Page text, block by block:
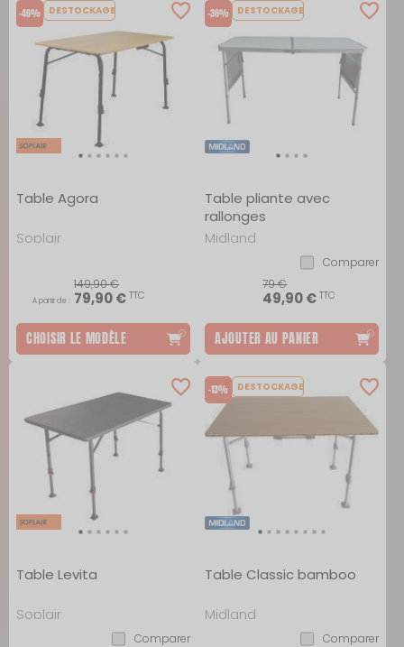
-46% DESTOCKAGE
Table Agora
Soplair
149,90 €
A partir de : 79,90 €TTC
CHOISIR LE MODÈLE
-36% DESTOCKAGE
Table pliante avec
rallonges
Midland
Comparer
79 €
49,90 €TTC
AJOUTER AU PANIER
Table Levita
Soplair
Comparer
-13% DESTOCKAGE
Table Classic bamboo
Midland
Comparer